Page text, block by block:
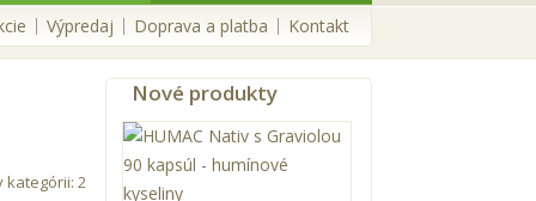
Výpredaj Doprava a platba Kontakt
kategórii: 2
Nové produkty